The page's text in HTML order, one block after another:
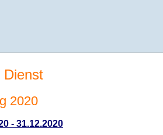
Dienst
2020
- 31.12.2020